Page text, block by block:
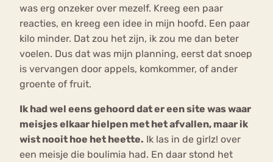
was erg onzeker over mezelf. Kreeg een paar
reacties, en kreeg een idee in mijn hoofd. Een paar
kilo minder. Dat zou het zijn, ik zou me dan beter
voelen. Dus dat was mijn planning, eerst dat snoep
is vervangen door appels, komkommer, of ander
groente of fruit.
Ik had wel eens gehoord dat er een site was waar
meisjes elkaar hielpen met het afvallen, maar ik
wist nooit hoe het heette. Ik las in de girlz! over
een meisje die boulimia had. En daar stond het